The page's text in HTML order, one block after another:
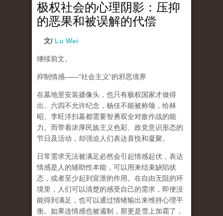
极权社会的心理阴影：压抑
的恶果和被误解的代偿
文/ Lu Wei
继续前文。
抑制情感——“社会主义”的邪恶境界
在墓地里安装摄像头，也只有极权国家才做得
出。六四不允许纪念，杨佳不能被称颂，给林
昭、李旺洋扫墓都需要智勇双全对敌作战的能
力。而带着浓厚民族主义色彩、政党意识形态的
节日及活动，却强迫人们表达喜悦和凝聚。
日常需求无法被满足必然会引起情感起伏， 表达
情感是人的辅助性本能，可以用来结束缺陷状
态，或者至少起到宣泄的作用 。在自由无阻的环
境里，人们可以清楚的感受自己的需求，即便没
能得到满足，也可以通过情绪输出来维持心理平
衡。如果连情感也被遏制，那更是雪上加霜了，